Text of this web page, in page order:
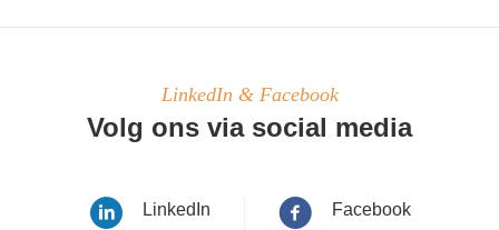
LinkedIn & Facebook
Volg ons via social media
LinkedIn Facebook